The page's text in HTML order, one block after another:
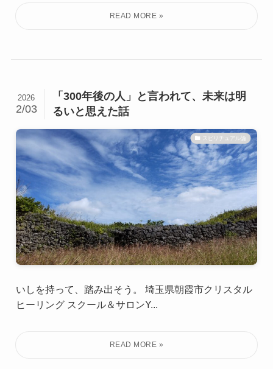
「300年後の人」と言われて、未来は明
るいと思えた話
2026
2/03
スピリチュアル論
いしを持って、踏み出そう。 埼玉県朝霞市クリスタル
ヒーリング スクール＆サロンY...